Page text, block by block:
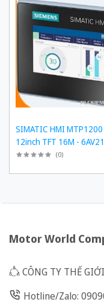
SIMATIC HMI MTP1200
12inch TFT 16M -
3MB32-0AW0
(0)
Motor World
CÔNG TY THẾ
Hotline/Zalo: